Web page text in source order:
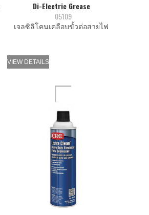
Di-Electric Grease
05109
เจลซิลิโคนเคลือบขั้วต่อสายไฟ
VIEW DETAILS